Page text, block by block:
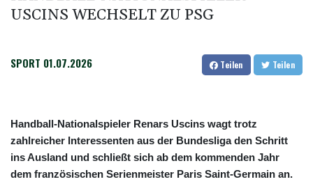
USCINS WECHSELT ZU PSG
SPORT 01.07.2026 Teilen Teilen
Handball-Nationalspieler Renars Uscins wagt trotz
zahlreicher Interessenten aus der Bundesliga den Schritt
ins Ausland und schließt sich ab dem kommenden Jahr
dem französischen Serienmeister Paris Saint-Germain an.